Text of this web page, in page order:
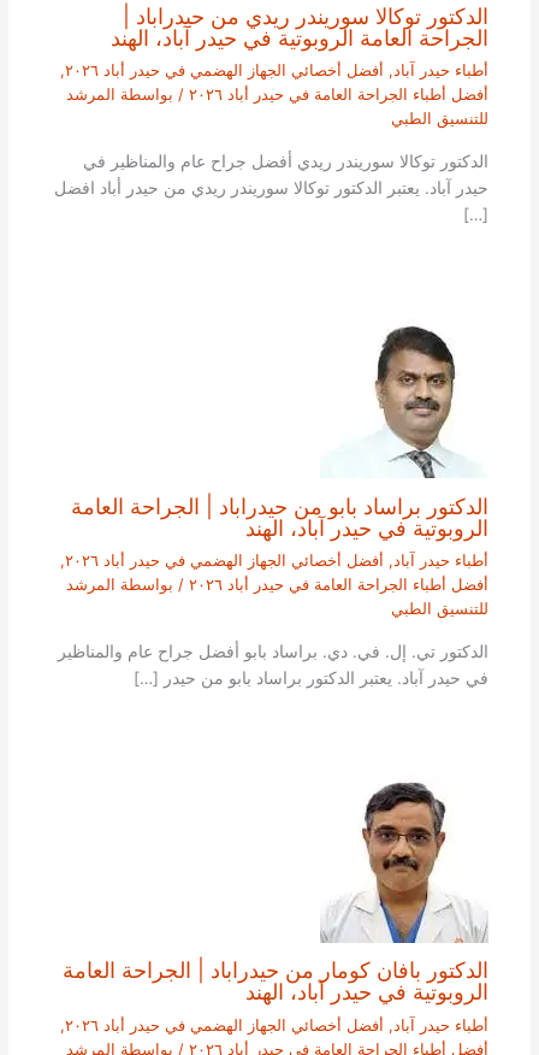
الدكتور توكالا سوريندر ريدي من حيدراباد |
الجراحة العامة الروبوتية في حيدر آباد، الهند
أطباء حيدر آباد , أفضل أخصائي الجهاز الهضمي في حيدر أباد ٢٠٢٦
,
أفضل أطباء الجراحة العامة في حيدر أباد ٢٠٢٦
/ بواسطة المرشد
للتنسيق الطبي
الدكتور توكالا سوريندر ريدي أفضل جراح عام والمناظير في
حيدر آباد. يعتبر الدكتور توكالا سوريندر ريدي من حيدر أباد افضل
[…]
الدكتور براساد بابو من حيدراباد | الجراحة العامة
الروبوتية في حيدر آباد، الهند
أطباء حيدر آباد, أفضل أخصائي الجهاز الهضمي في حيدر أباد ٢٠٢٦
,
أفضل أطباء الجراحة العامة في حيدر أباد ٢٠٢٦
/ بواسطة المرشد
للتنسيق الطبي
الدكتور تي. إل. في. دي. براساد بابو أفضل جراح عام والمناظير
في حيدر آباد. يعتبر الدكتور براساد بابو من حيدر […]
الدكتور بافان كومار من حيدراباد | الجراحة العامة
الروبوتية في حيدر آباد، الهند
أطباء حيدر آباد , أفضل أخصائي الجهاز الهضمي في حيدر أباد ٢٠٢٦
,
أفضل أطباء الجراحة العامة في حيدر أباد ٢٠٢٦
/ بواسطة المرشد